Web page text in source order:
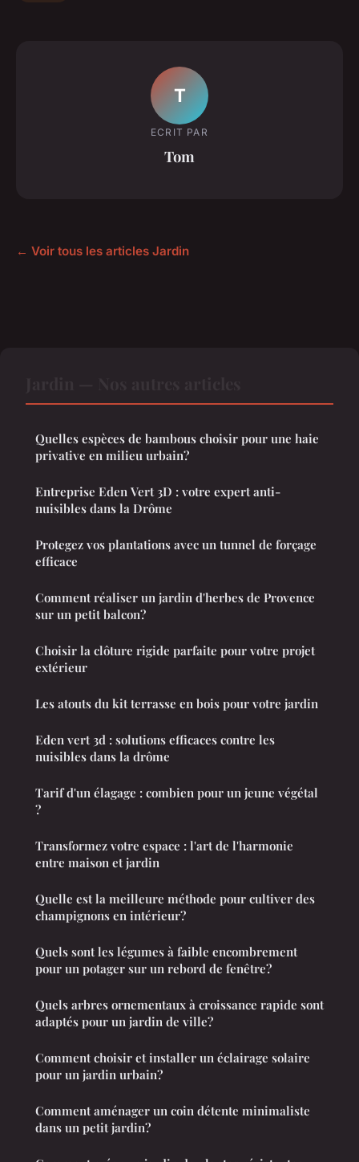
T
ECRIT PAR
Tom
← Voir tous les articles Jardin
Quelles espèces de bambous choisir pour une haie
privative en milieu urbain?
Entreprise Eden Vert 3D : votre expert anti-
nuisibles dans la Drôme
Protegez vos plantations avec un tunnel de forçage
efficace
Comment réaliser un jardin d'herbes de Provence
sur un petit balcon?
Choisir la clôture rigide parfaite pour votre projet
extérieur
Les atouts du kit terrasse en bois pour votre jardin
Eden vert 3d : solutions efficaces contre les
nuisibles dans la drôme
Tarif d'un élagage : combien pour un jeune végétal
?
Transformez votre espace : l'art de l'harmonie
entre maison et jardin
Quelle est la meilleure méthode pour cultiver des
champignons en intérieur?
Quels sont les légumes à faible encombrement
pour un potager sur un rebord de fenêtre?
Quels arbres ornementaux à croissance rapide sont
adaptés pour un jardin de ville?
Comment choisir et installer un éclairage solaire
pour un jardin urbain?
Comment aménager un coin détente minimaliste
dans un petit jardin?